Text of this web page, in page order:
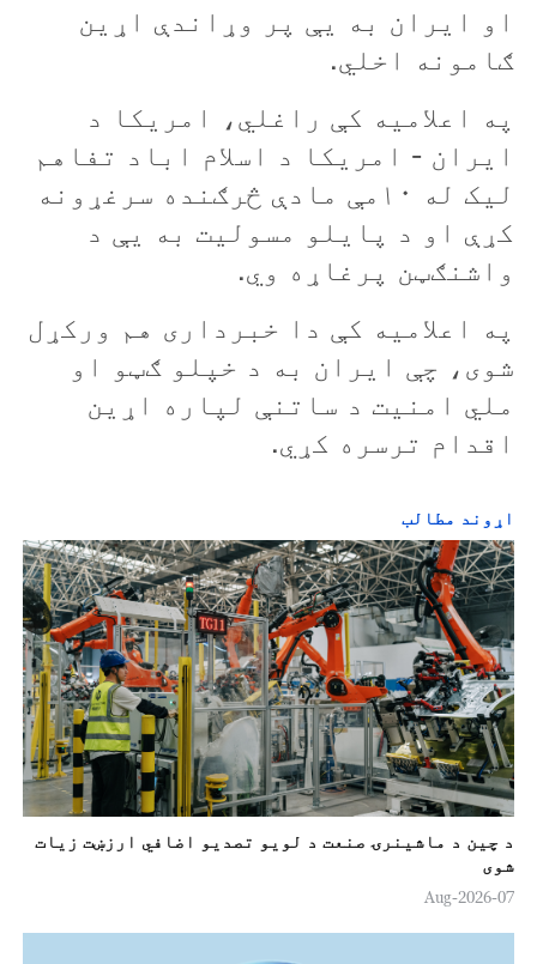
او ایران به یې پر وړاندې اړين
ګامونه اخلي.
په اعلاميه کې راغلي، امريکا د
ايران - امريکا د اسلام اباد تفاهم
ليک له ۱۰مې مادې څرګنده سرغړونه
کړې او د پايلو مسوليت به یې د
واشنګټن پرغاړه وي.
په اعلاميه کې دا خبرداری هم ورکړل
شوی، چې ايران به د خپلو ګټو او
ملي امنيت د ساتنې لپاره اړين
اقدام ترسره کړي.
اړوند مطالب
د چین د ماشینرۍ صنعت د لويو تصدیو اضافي ارزښت زيات
شوی
07-Aug-2026